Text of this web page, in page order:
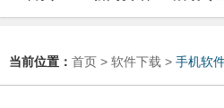
当前位置： 首页 > 软件下载 > 手机软